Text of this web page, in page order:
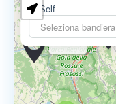
Self
Seleziona bandiera